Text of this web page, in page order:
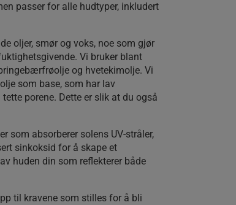
passer for alle hudtyper, inkludert
oljer, smør og voks, noe som gjør
Vi bruker blant
og hvetekimolje. Vi
som base, som har lav
porene. Dette er slik at du også
som absorberer solens UV-stråler,
sinkoksid for å skape et
huden din som reflekterer både
til kravene som stilles for å bli